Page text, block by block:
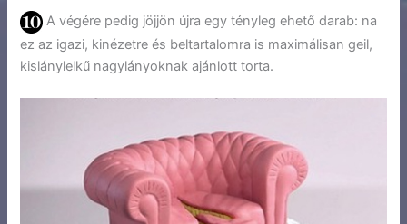
A végére pedig jöjjön újra egy tényleg ehető darab: na
ez az igazi, kinézetre és beltartalomra is maximálisan geil,
kislánylelkű nagylányoknak ajánlott torta.